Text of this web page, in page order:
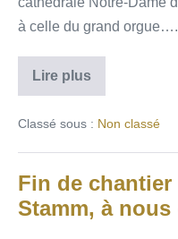
à celle du grand orgue….
Lire plus
Classé sous : Non classé
Fin de
Stamm, à nous